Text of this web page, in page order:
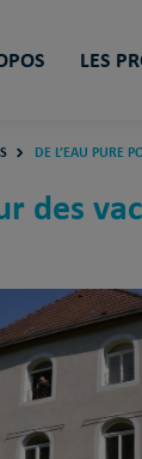
LES
DE L’EAU PURE
des